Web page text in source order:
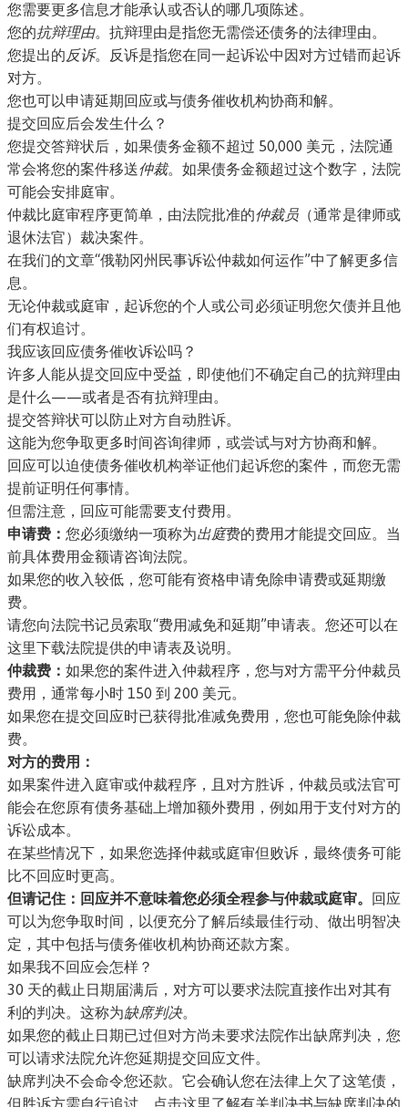
您需要更多信息才能承认或否认的哪几项陈述。
您的抗辩理由。抗辩理由是指您无需偿还债务的法律理由。
您提出的反诉。反诉是指您在同一起诉讼中因对方过错而起诉
对方。
您也可以申请延期回应或与债务催收机构协商和解。
提交回应后会发生什么？
您提交答辩状后，如果债务金额不超过 50,000 美元，法院通
常会将您的案件移送仲裁。如果债务金额超过这个数字，法院
可能会安排庭审。
仲裁比庭审程序更简单，由法院批准的仲裁员 （通常是律师或
退休法官）裁决案件。
在我们的文章“俄勒冈州民事诉讼仲裁如何运作”中了解更多信
息。
无论仲裁或庭审，起诉您的个人或公司必须证明您欠债并且他
们有权追讨。
我应该回应债务催收诉讼吗？
许多人能从提交回应中受益，即使他们不确定自己的抗辩理由
是什么——或者是否有抗辩理由。
提交答辩状可以防止对方自动胜诉。
这能为您争取更多时间咨询律师，或尝试与对方协商和解。
回应可以迫使债务催收机构举证他们起诉您的案件，而您无需
提前证明任何事情。
但需注意，回应可能需要支付费用。
申请费： 您必须缴纳一项称为出庭费的费用才能提交回应。 当
前具体费用金额请咨询法院。
如果您的收入较低，您可能有资格申请免除申请费或延期缴
费。
请您向法院书记员索取“费用减免和延期”申请表。 您还可以在
这里下载法院提供的申请表及说明。
仲裁费： 如果您的案件进入仲裁程序，您与对方需平分仲裁员
费用，通常每小时 150 到 200 美元。
如果您在提交回应时已获得批准减免费用，您也可能免除仲裁
费。
对方的费用：
如果案件进入庭审或仲裁程序，且对方胜诉，仲裁员或法官可
能会在您原有债务基础上增加额外费用，例如用于支付对方的
诉讼成本。
在某些情况下，如果您选择仲裁或庭审但败诉，最终债务可能
比不回应时更高。
但请记住：回应并不意味着您必须全程参与仲裁或庭审。 回应
可以为您争取时间，以便充分了解后续最佳行动、做出明智决
定，其中包括与债务催收机构协商还款方案。
如果我不回应会怎样？
30 天的截止日期届满后，对方可以要求法院直接作出对其有
利的判决。这称为缺席判决。
如果您的截止日期已过但对方尚未要求法院作出缺席判决，您
可以请求法院允许您延期提交回应文件。
缺席判决不会命令您还款。它会确认您在法律上欠了这笔债，
但胜诉方需自行追讨。
点击这里了解有关判决书与缺席判决的